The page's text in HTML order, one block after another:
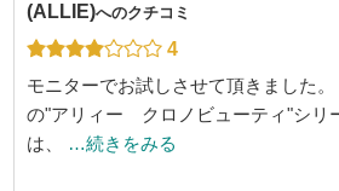
(ALLIE)へのクチコミ
4
モニターでお試しさせて頂きました。
の"アリィー クロノビューティ"シリ
は、
…続きをみる